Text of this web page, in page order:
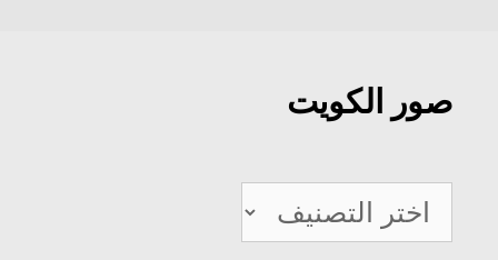
صور الكويت
صور
الكويت